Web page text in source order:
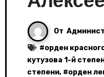
От
#орден
кутузова 1-й
степени, #орден